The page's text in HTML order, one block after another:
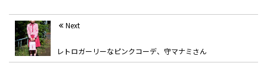
Next
レトロガーリーなピンクコーデ、守マナミさん